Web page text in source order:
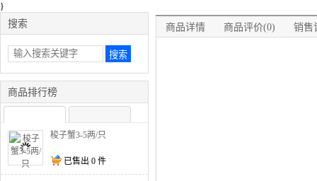
}
搜索
商品排行榜
梭子蟹3-5两/只
已售出 0 件
商品详情 商品评价(0) 销售